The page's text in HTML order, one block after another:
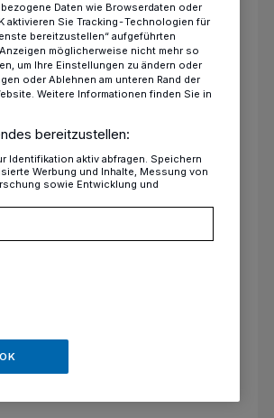
einer
Daten wie Browserdaten oder
aktivieren Sie Tracking-Technologien für
bereitzustellen“ aufgeführten
möglicherweise nicht mehr so
um Ihre Einstellungen zu ändern oder
oder Ablehnen am unteren Rand der
Weitere Informationen finden Sie in
bereitzustellen:
Identifikation aktiv abfragen. Speichern
Werbung und Inhalte, Messung von
sowie Entwicklung und
OK